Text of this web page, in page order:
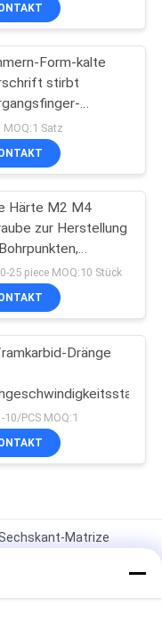
Form-kalte
stirbt
MOQ:1 Satz
Härte M2 M4
zur Herstellung
25 piece MOQ:10 Stück
Dränge
10/PCS MOQ:1
Matrize
Arbeitsfläche
Kaltform-Matrize,